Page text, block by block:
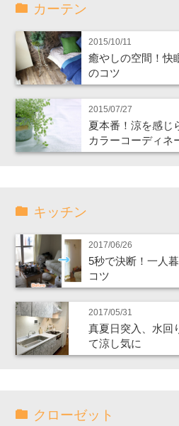
カーテン
2015/10/11
癒やしの空間！快
のコツ
2015/07/27
夏本番！涼を感じ
カラーコーディネ
キッチン
2017/06/26
5秒で決断！一人
コツ
2017/05/31
真夏日突入、水回
て涼し気に
クローゼット